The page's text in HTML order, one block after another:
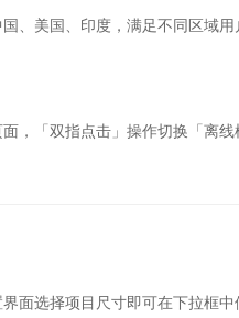
、美国、印度，满足不同区域
，「双指点击」操作切换「离
面选择项目尺寸即可在下拉框中